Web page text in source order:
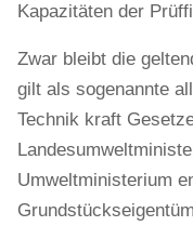
Kapazitäten der
Zwar bleibt die
gilt als sogenannte
Technik kraft
Umweltministerium